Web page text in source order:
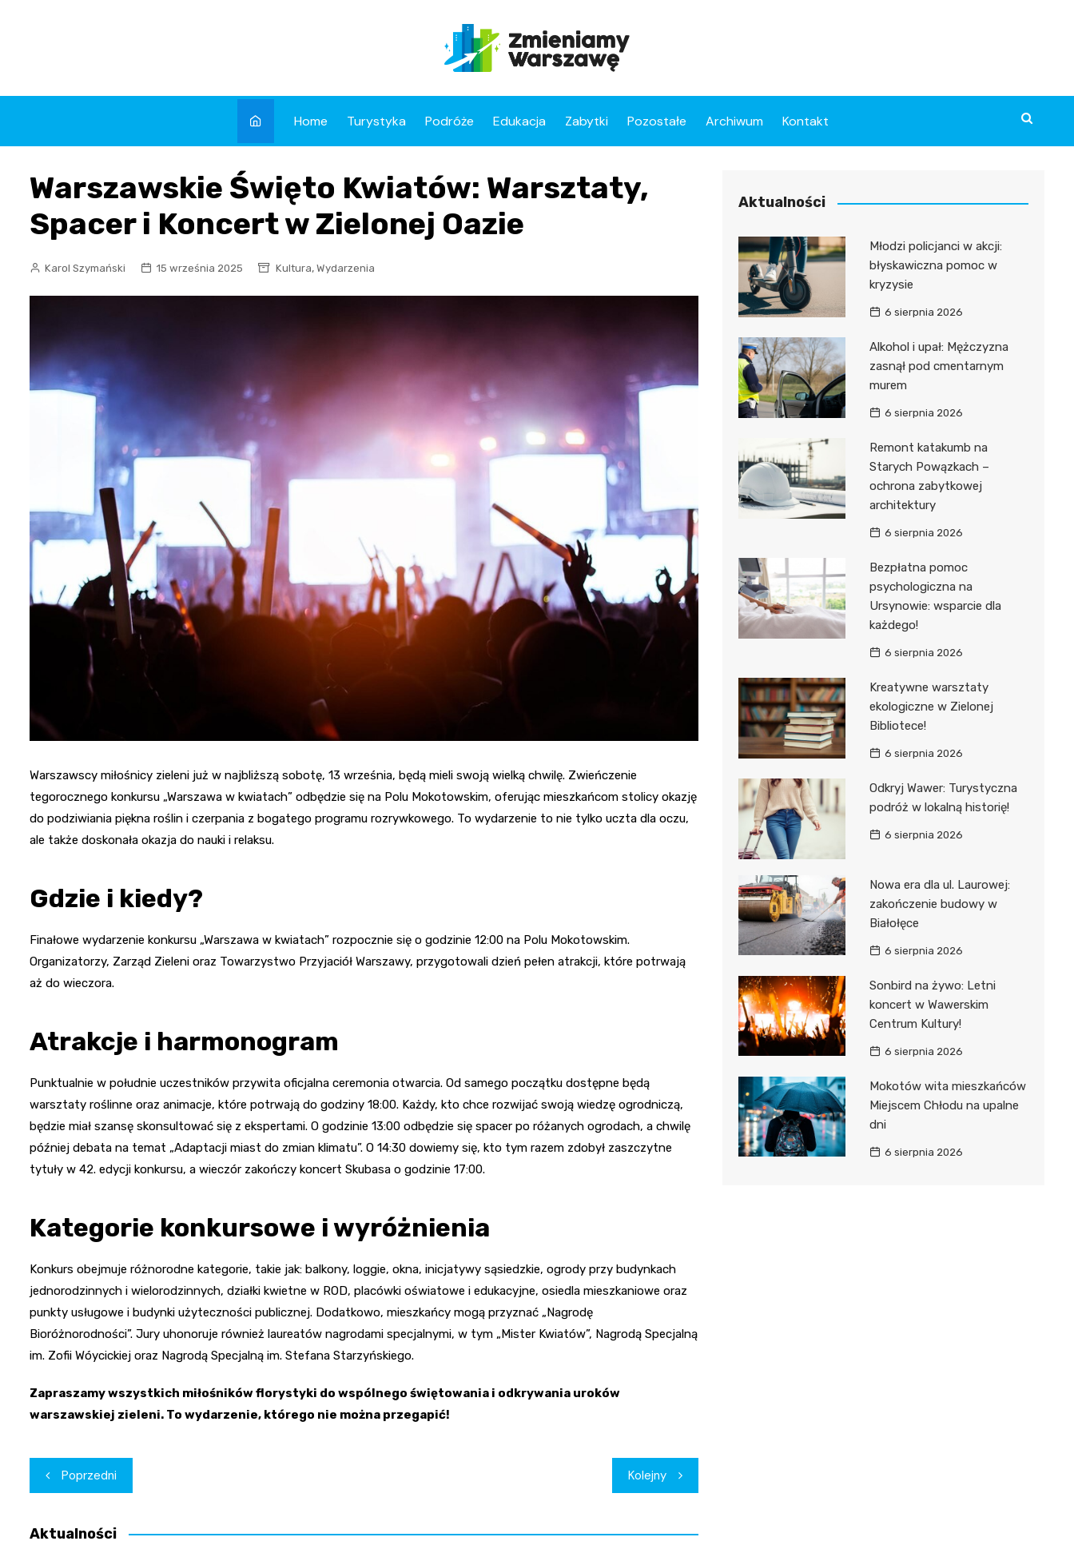
Home Turystyka Podróże Edukacja Zabytki Pozostałe Archiwum Kontakt
Warszawskie Święto Kwiatów: Warsztaty,
Spacer i Koncert w Zielonej Oazie
Karol Szymański 15 września 2025 Kultura, Wydarzenia
Warszawscy miłośnicy zieleni już w najbliższą sobotę, 13 września, będą mieli swoją wielką chwilę. Zwieńczenie
tegorocznego konkursu „Warszawa w kwiatach” odbędzie się na Polu Mokotowskim, oferując mieszkańcom stolicy okazję
do podziwiania piękna roślin i czerpania z bogatego programu rozrywkowego. To wydarzenie to nie tylko uczta dla oczu,
ale także doskonała okazja do nauki i relaksu.
Gdzie i kiedy?
Finałowe wydarzenie konkursu „Warszawa w kwiatach” rozpocznie się o godzinie 12:00 na Polu Mokotowskim.
Organizatorzy, Zarząd Zieleni oraz Towarzystwo Przyjaciół Warszawy, przygotowali dzień pełen atrakcji, które potrwają
aż do wieczora.
Atrakcje i harmonogram
Punktualnie w południe uczestników przywita oficjalna ceremonia otwarcia. Od samego początku dostępne będą
warsztaty roślinne oraz animacje, które potrwają do godziny 18:00. Każdy, kto chce rozwijać swoją wiedzę ogrodniczą,
będzie miał szansę skonsultować się z ekspertami. O godzinie 13:00 odbędzie się spacer po różanych ogrodach, a chwilę
później debata na temat „Adaptacji miast do zmian klimatu”. O 14:30 dowiemy się, kto tym razem zdobył zaszczytne
tytuły w 42. edycji konkursu, a wieczór zakończy koncert Skubasa o godzinie 17:00.
Kategorie konkursowe i wyróżnienia
Konkurs obejmuje różnorodne kategorie, takie jak: balkony, loggie, okna, inicjatywy sąsiedzkie, ogrody przy budynkach
jednorodzinnych i wielorodzinnych, działki kwietne w ROD, placówki oświatowe i edukacyjne, osiedla mieszkaniowe oraz
punkty usługowe i budynki użyteczności publicznej. Dodatkowo, mieszkańcy mogą przyznać „Nagrodę
Bioróżnorodności”. Jury uhonoruje również laureatów nagrodami specjalnymi, w tym „Mister Kwiatów”, Nagrodą Specjalną
im. Zofii Wóycickiej oraz Nagrodą Specjalną im. Stefana Starzyńskiego.
Zapraszamy wszystkich miłośników florystyki do wspólnego świętowania i odkrywania uroków
warszawskiej zieleni. To wydarzenie, którego nie można przegapić!
Nawigacja
wpisu
Poprzedni Kolejny
Aktualności
Aktualności
Młodzi policjanci w akcji:
błyskawiczna pomoc w
kryzysie
6 sierpnia 2026
Alkohol i upał: Mężczyzna
zasnął pod cmentarnym
murem
6 sierpnia 2026
Remont katakumb na
Starych Powązkach –
ochrona zabytkowej
architektury
6 sierpnia 2026
Bezpłatna pomoc
psychologiczna na
Ursynowie: wsparcie dla
każdego!
6 sierpnia 2026
Kreatywne warsztaty
ekologiczne w Zielonej
Bibliotece!
6 sierpnia 2026
Odkryj Wawer: Turystyczna
podróż w lokalną historię!
6 sierpnia 2026
Nowa era dla ul. Laurowej:
zakończenie budowy w
Białołęce
6 sierpnia 2026
Sonbird na żywo: Letni
koncert w Wawerskim
Centrum Kultury!
6 sierpnia 2026
Mokotów wita mieszkańców
Miejscem Chłodu na upalne
dni
6 sierpnia 2026